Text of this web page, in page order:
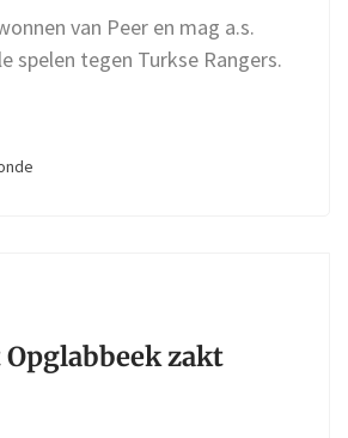
van Peer en mag a.s.
spelen tegen Turkse Rangers.
zakt